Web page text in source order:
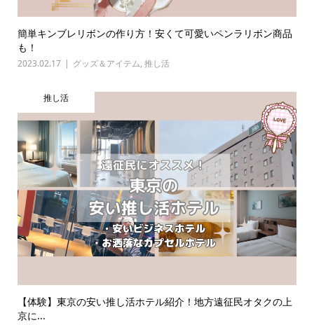
簡単キンブレリボンの作り方！安くて可愛いペンラリボン商品
も！
2023.02.17 グッズ＆アイテム, 推し活
推し活
【体験】東京の安い推し活ホテル紹介！地方遠征民オタクの上
京に...